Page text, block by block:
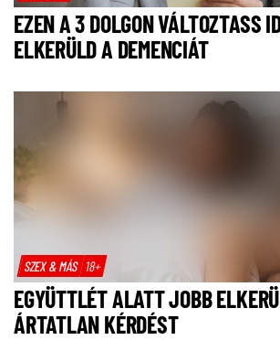
EZEN A 3 DOLGON VÁLTOZTASS
ELKERÜLD A DEMENCIÁT
SZEX & MÁS 18+
EGYÜTTLÉT ALATT JOBB
ÁRTATLAN KÉRDÉST